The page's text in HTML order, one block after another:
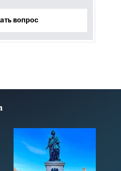
вопрос